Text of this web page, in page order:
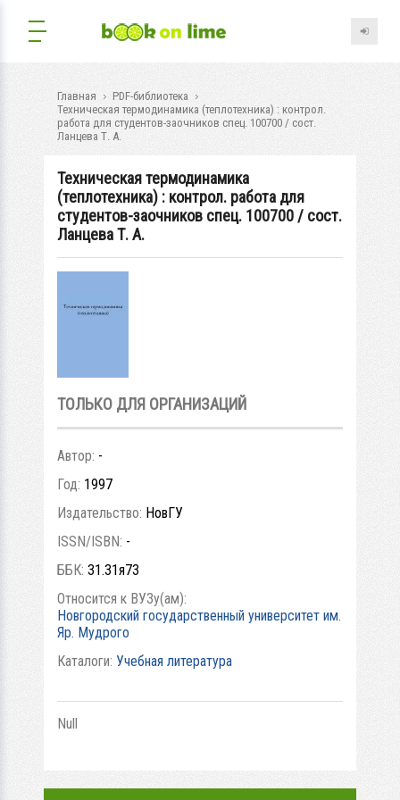
Главная
PDF-библиотека
Техническая термодинамика (теплотехника) : контрол.
работа для студентов-заочников спец. 100700 / сост.
Ланцева Т. А.
Техническая термодинамика
(теплотехника) : контрол. работа для
студентов-заочников спец. 100700 / сост.
Ланцева Т. А.
ТОЛЬКО ДЛЯ ОРГАНИЗАЦИЙ
Автор: -
Год: 1997
Издательство: НовГУ
ISSN/ISBN: -
ББК: 31.31я73
Относится к ВУЗу(ам):
Новгородский государственный университет им.
Яр. Мудрого
Каталоги: Учебная литература
Null